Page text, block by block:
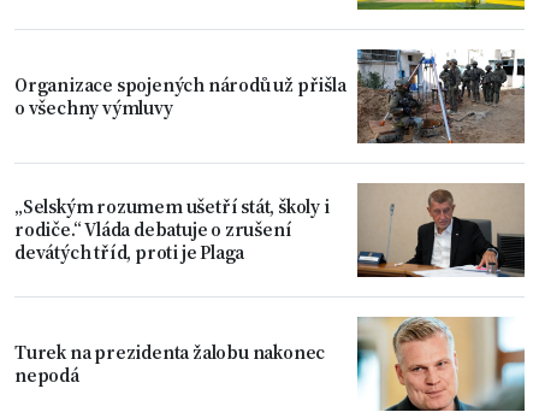
Organizace spojených národů už přišla
o všechny výmluvy
„Selským rozumem ušetří stát, školy i
rodiče.“ Vláda debatuje o zrušení
devátých tříd, proti je Plaga
Turek na prezidenta žalobu nakonec
nepodá